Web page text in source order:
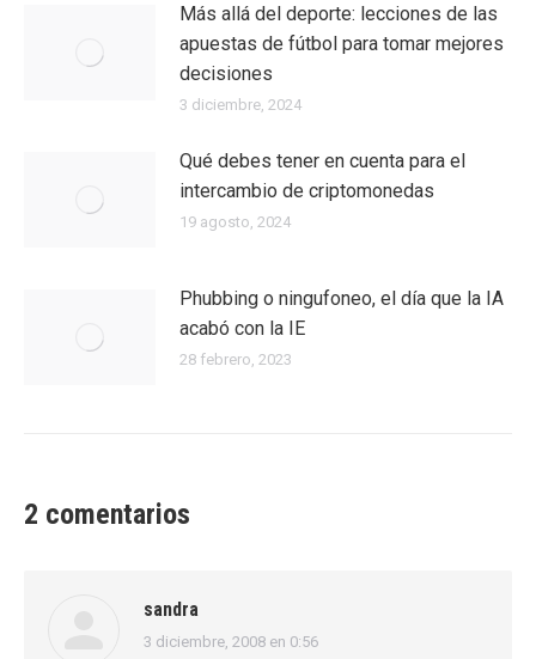
Más allá del deporte: lecciones de las
apuestas de fútbol para tomar mejores
decisiones
3 diciembre, 2024
Qué debes tener en cuenta para el
intercambio de criptomonedas
19 agosto, 2024
Phubbing​ o ningufoneo, el día que la IA
acabó con la IE
28 febrero, 2023
2 comentarios
sandra
dice:
3 diciembre, 2008 en 0:56